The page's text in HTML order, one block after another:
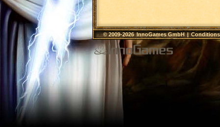
© 2009-2026InnoGames GmbH|